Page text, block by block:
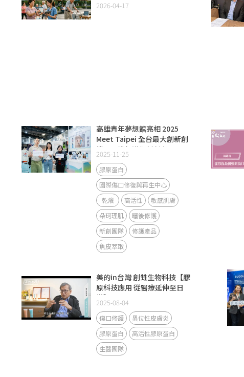
2026-04-17
高雄青年夢想館亮相 2025
Meet Taipei 全台最大創新創
業展 掀起港都新創力
2025-11-25
膠原蛋白
國際傷口修復與再生中心
乾癢
高活性
敏感肌膚
朵珂理肌
曬後修護
新創團隊
修護產品
魚皮萃取
美的in台灣 創甡生物科技【膠
原科技應用 從醫療延伸至日
常】
2025-08-04
傷口修護
異位性皮膚炎
膠原蛋白
高活性膠原蛋白
生醫團隊